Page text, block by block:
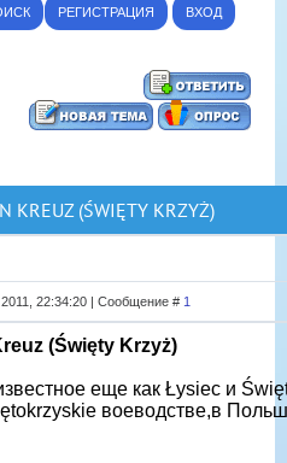
РЕГИСТРАЦИЯ ВХОД
KREUZ (ŚWIĘTY KRZYŻ)
22:34:20 | Сообщение # 1
(Święty Krzyż)
еще как Łysiec и
воеводстве,в